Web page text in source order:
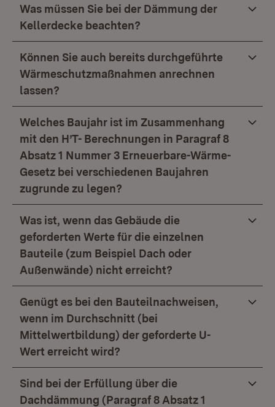
Was müssen Sie bei der Dämmung der
Kellerdecke beachten?
Können Sie auch bereits durchgeführte
Wärmeschutzmaßnahmen anrechnen
lassen?
Welches Baujahr ist im Zusammenhang
mit den H’T- Berechnungen in Paragraf 8
Absatz 1 Nummer 3 Erneuerbare-Wärme-
Gesetz bei verschiedenen Baujahren
zugrunde zu legen?
Was ist, wenn das Gebäude die
geforderten Werte für die einzelnen
Bauteile (zum Beispiel Dach oder
Außenwände) nicht erreicht?
Genügt es bei den Bauteilnachweisen,
wenn im Durchschnitt (bei
Mittelwertbildung) der geforderte U-
Wert erreicht wird?
Sind bei der Erfüllung über die
Dachdämmung (Paragraf 8 Absatz 1